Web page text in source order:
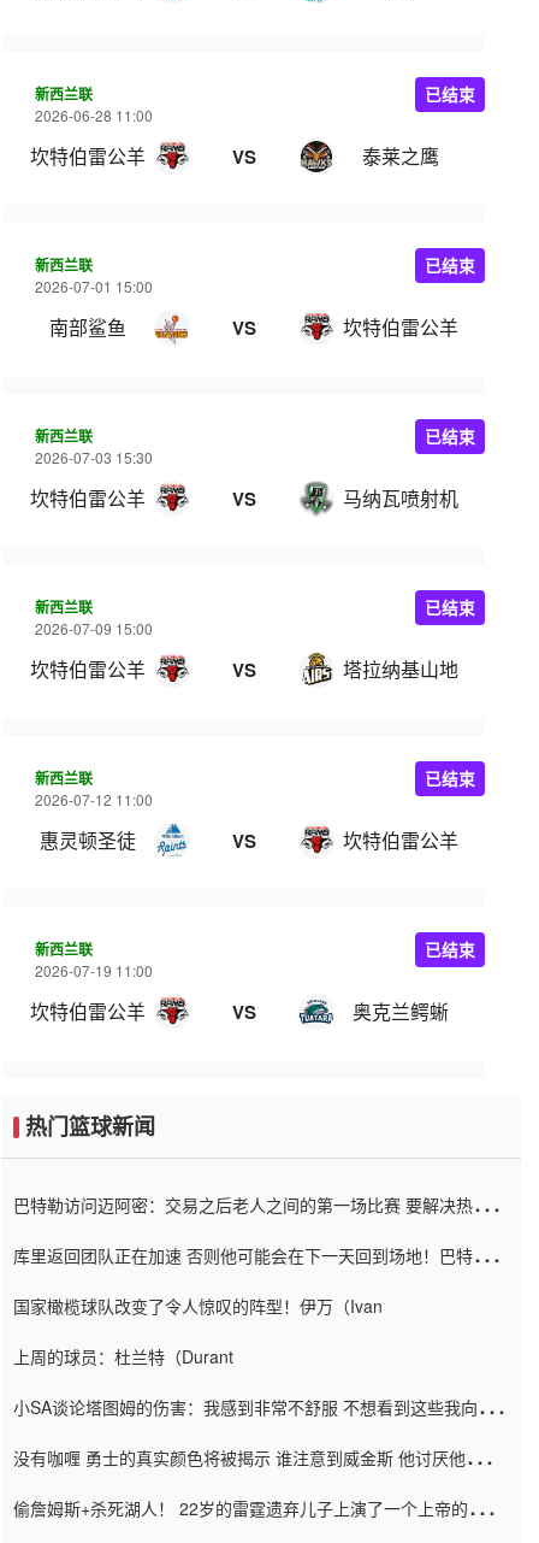
新西兰联
2026-06-28 11:00
坎特伯雷公羊 VS 泰莱之鹰
已结束
新西兰联
2026-07-01 15:00
南部鲨鱼 VS 坎特伯雷公羊
已结束
新西兰联
2026-07-03 15:30
坎特伯雷公羊 VS 马纳瓦喷射机
已结束
新西兰联
2026-07-09 15:00
坎特伯雷公羊 VS 塔拉纳基山地
已结束
新西兰联
2026-07-12 11:00
惠灵顿圣徒 VS 坎特伯雷公羊
已结束
新西兰联
2026-07-19 11:00
坎特伯雷公羊 VS 奥克兰鳄蜥
已结束
热门篮球新闻
巴特勒访问迈阿密：交易之后老人之间的第一场比赛 要解决热情的
库里返回团队正在加速 否则他可能会在下一天回到场地！巴特勒迈
国家橄榄球队改变了令人惊叹的阵型！伊万（Ivan
上周的球员：杜兰特（Durant
小SA谈论塔图姆的伤害：我感到非常不舒服 不想看到这些我向他
没有咖喱 勇士的真实颜色将被揭示 谁注意到威金斯 他讨厌他的老
偷詹姆斯+杀死湖人！ 22岁的雷霆遗弃儿子上演了一个上帝的剧